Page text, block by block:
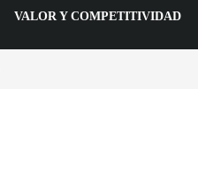
VALOR Y COMPETITIVIDAD